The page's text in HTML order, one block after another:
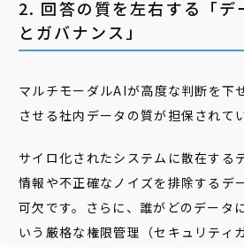
2. 回答の質を左右する「デ
とガバナンス」
マルチモーダルAIが高度な判断を下
させる社内データの質が担保されて
サイロ化されたシステムに散在する
情報や不正確なノイズを排除するデ
可欠です。さらに、誰がどのデータ
いう厳格な権限管理（セキュリティ